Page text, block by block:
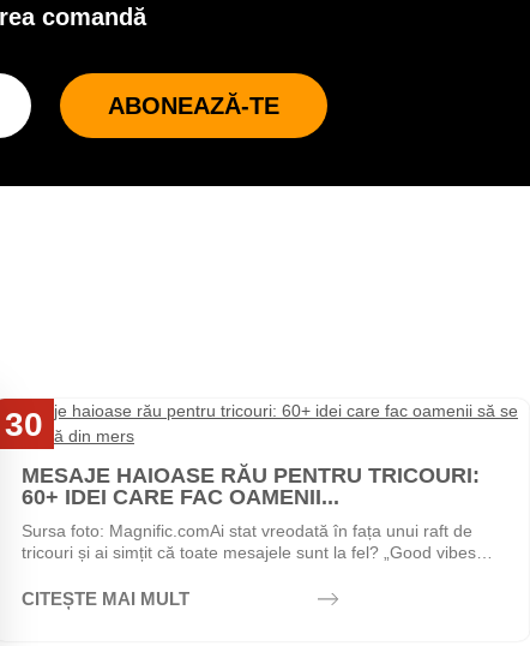
comandă
ABONEAZĂ-TE
30
MESAJE HAIOASE RĂU PENTRU TRICOURI:
60+ IDEI CARE FAC OAMENII...
Sursa foto: Magnific.comAi stat vreodată în fața unui raft de
tricouri și ai simțit că toate mesajele sunt la fel? „Good vibes
CITEȘTE MAI MULT